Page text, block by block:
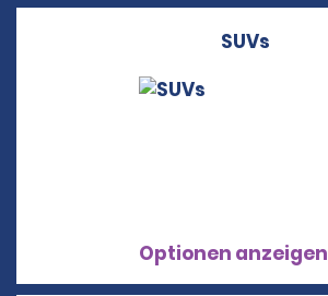
SUVs
Optionen anzeigen